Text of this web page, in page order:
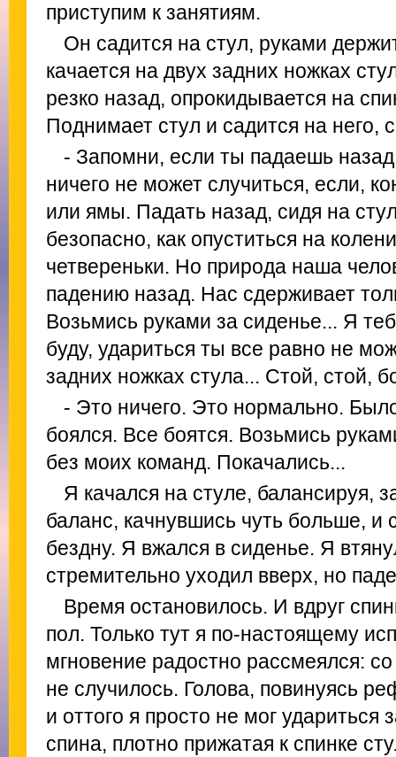
приступим к занятиям.
Он садится на стул, руками
качается на двух задних ножках
резко назад, опрокидывается на
Поднимает стул и садится на него,
- Запомни, если ты падаешь
ничего не может случиться, если,
или ямы. Падать назад, сидя на
безопасно, как опуститься на
четвереньки. Но природа наша
падению назад. Нас сдерживает
Возьмись руками за сиденье... Я
буду, удариться ты все равно не
задних ножках стула... Стой, стой,
- Это ничего. Это нормально.
боялся. Все боятся. Возьмись
без моих команд. Покачались...
Я качался на стуле, балансируя,
баланс, качнувшись чуть больше, и
бездну. Я вжался в сиденье. Я
стремительно уходил вверх, но
Время остановилось. И вдруг
пол. Только тут я по-настоящему
мгновение радостно рассмеялся:
не случилось. Голова, повинуясь
и оттого я просто не мог
спина, плотно прижатая к спинке